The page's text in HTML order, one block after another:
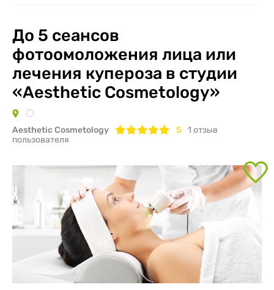
До 5 сеансов
фотоомоложения лица или
лечения купероза в студии
«Aesthetic Cosmetology»
Aesthetic Cosmetology 5 1 отзыв
пользователя